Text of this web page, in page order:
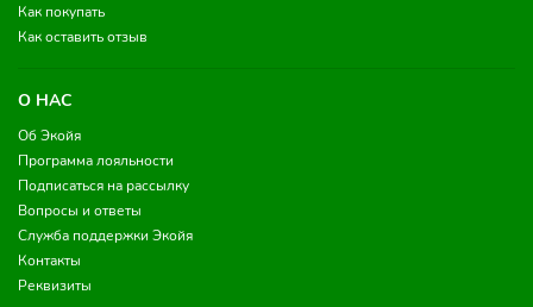
Как покупать
Как оставить отзыв
О НАС
Об Экойя
Программа лояльности
Подписаться на рассылку
Вопросы и ответы
Служба поддержки Экойя
Контакты
Реквизиты